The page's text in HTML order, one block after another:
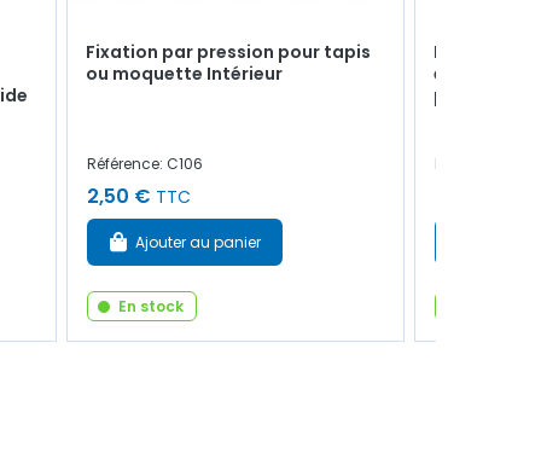
Fixation par pression pour tapis
ou moquette Intérieur
Référence: C106
2,50 € TTC
Ajouter au panier
En stock
Paire de
essuie-
plastique
Référence: